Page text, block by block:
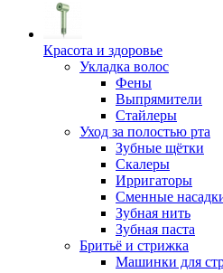
Красота и здоровье
Укладка волос
Фены
Выпрямители
Стайлеры
Уход за полостью рта
Зубные щётки
Скалеры
Ирригаторы
Сменные
Зубная нить
Зубная паста
Бритьё и стрижка
Машинки для